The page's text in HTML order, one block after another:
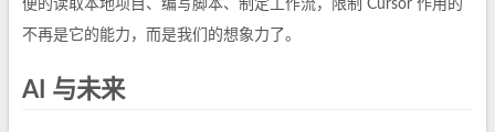
便的读取本地项目、编写脚本、制定工作流，限制 Cursor 作用的
不再是它的能力，而是我们的想象力了。
AI 与未来